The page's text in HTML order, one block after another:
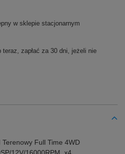
w sklepie stacjonarnym
teraz, zapłać za 30 dni, jeżeli nie
Terenowy Full Time 4WD